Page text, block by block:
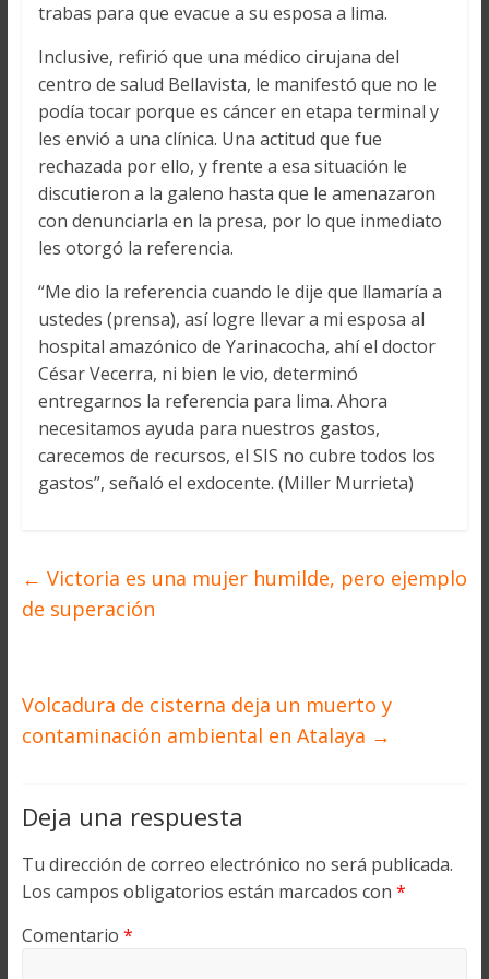
trabas para que evacue a su esposa a lima.
Inclusive, refirió que una médico cirujana del
centro de salud Bellavista, le manifestó que no le
podía tocar porque es cáncer en etapa terminal y
les envió a una clínica. Una actitud que fue
rechazada por ello, y frente a esa situación le
discutieron a la galeno hasta que le amenazaron
con denunciarla en la presa, por lo que inmediato
les otorgó la referencia.
“Me dio la referencia cuando le dije que llamaría a
ustedes (prensa), así logre llevar a mi esposa al
hospital amazónico de Yarinacocha, ahí el doctor
César Vecerra, ni bien le vio, determinó
entregarnos la referencia para lima. Ahora
necesitamos ayuda para nuestros gastos,
carecemos de recursos, el SIS no cubre todos los
gastos”, señaló el exdocente. (Miller Murrieta)
← Victoria es una mujer humilde, pero ejemplo
de superación
Volcadura de cisterna deja un muerto y
contaminación ambiental en Atalaya →
Deja una respuesta
Tu dirección de correo electrónico no será publicada.
Los campos obligatorios están marcados con *
Comentario *